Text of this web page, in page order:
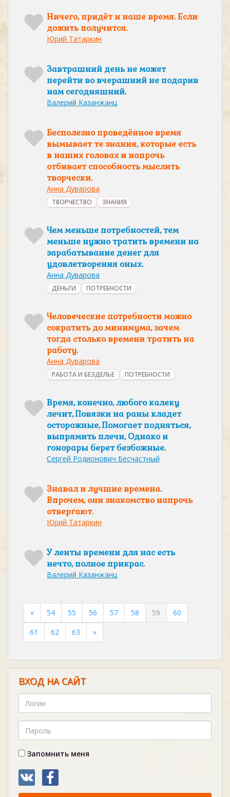
Ничего, придёт и наше время. Если
дожить получится.
Юрий Татаркин
Завтрашний день не может
перейти во вчерашний не подарив
нам сегодняшний.
Валерий Казанжанц
Бесполезно проведённое время
вымывает те знания, которые есть
в наших головах и напрочь
отбивает способность мыслить
творчески.
Анна Дуварова
ТВОРЧЕСТВО ЗНАНИЯ
Чем меньше потребностей, тем
меньше нужно тратить времени на
зарабатывание денег для
удовлетворения оных.
Анна Дуварова
ДЕНЬГИ ПОТРЕБНОСТИ
Человеческие потребности можно
сократить до минимума, зачем
тогда столько времени тратить на
работу.
Анна Дуварова
РАБОТА И БЕЗДЕЛЬЕ ПОТРЕБНОСТИ
Время, конечно, любого калеку
лечит, Повязки на раны кладет
осторожные, Помогает подняться,
выпрямить плечи, Однако и
гонорары берет безбожные.
Сергей Родионович Бесчастный
Знавал и лучшие времена.
Впрочем, они знакомство напрочь
отвергают.
Юрий Татаркин
У ленты времени для нас есть
нечто, полное прикрас.
Валерий Казанжанц
« 54 55 56 57 58 59
60
61
62 63 »
ВХОД НА САЙТ
Запомнить меня